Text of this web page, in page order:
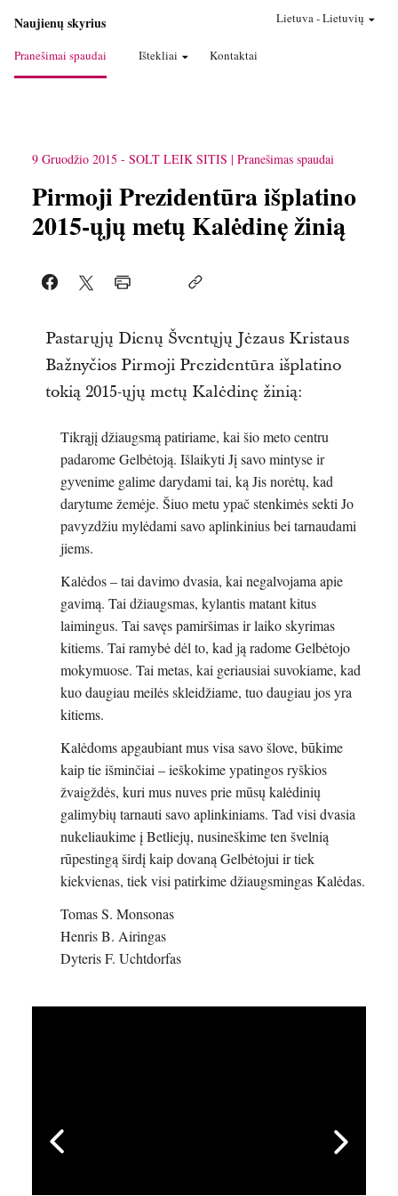
Naujienų skyrius
Pranešimai spaudai Ištekliai Kontaktai
Lietuva-Lietuvių
9 Gruodžio 2015 - SOLT LEIK SITIS Pranešimas spaudai
Pirmoji Prezidentūra išplatino
2015-ųjų metų Kalėdinę žinią
Pastarųjų Dienų Šventųjų Jėzaus Kristaus
Bažnyčios Pirmoji Prezidentūra išplatino
tokią 2015-ųjų metų Kalėdinę žinią:
Tikrąjį džiaugsmą patiriame, kai šio meto centru
padarome Gelbėtoją. Išlaikyti Jį savo mintyse ir
gyvenime galime darydami tai, ką Jis norėtų, kad
darytume žemėje. Šiuo metu ypač stenkimės sekti Jo
pavyzdžiu mylėdami savo aplinkinius bei tarnaudami
jiems.
Kalėdos – tai davimo dvasia, kai negalvojama apie
gavimą. Tai džiaugsmas, kylantis matant kitus
laimingus. Tai savęs pamiršimas ir laiko skyrimas
kitiems. Tai ramybė dėl to, kad ją radome Gelbėtojo
mokymuose. Tai metas, kai geriausiai suvokiame, kad
kuo daugiau meilės skleidžiame, tuo daugiau jos yra
kitiems.
Kalėdoms apgaubiant mus visa savo šlove, būkime
kaip tie išminčiai – ieškokime ypatingos ryškios
žvaigždės, kuri mus nuves prie mūsų kalėdinių
galimybių tarnauti savo aplinkiniams. Tad visi dvasia
nukeliaukime į Betliejų, nusineškime ten švelnią
rūpestingą širdį kaip dovaną Gelbėtojui ir tiek
kiekvienas, tiek visi patirkime džiaugsmingas Kalėdas.
Tomas S. Monsonas
Henris B. Airingas
Dyteris F. Uchtdorfas